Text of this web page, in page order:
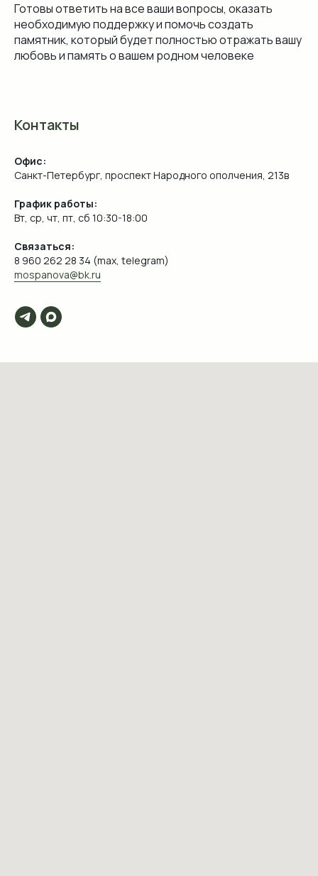
Готовы ответить на все ваши вопросы, оказать
необходимую поддержку и помочь создать
памятник, который будет полностью отражать вашу
любовь и память о вашем родном человеке
Контакты
Офис:
Санкт-Петербург, проспект Народного ополчения, 213в
График работы:
Вт, ср, чт, пт, сб 10:30-18:00
Связаться:
8 960 262 28 34 (max, telegram)
mospanova@bk.ru